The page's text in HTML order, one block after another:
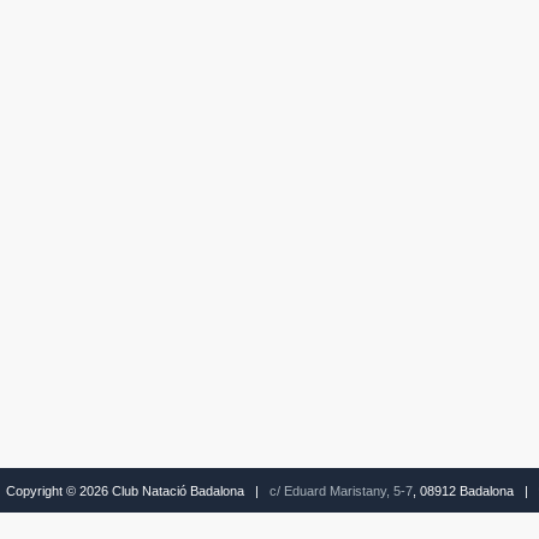
Copyright © 2026 Club Natació Badalona | c/ Eduard Maristany, 5-7 , 08912 Badalona |